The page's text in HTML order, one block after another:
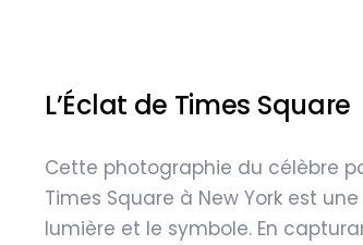
L’Éclat de Times Square
Cette photographie du célèbre
Times Square à New York est
lumière et le symbole. En